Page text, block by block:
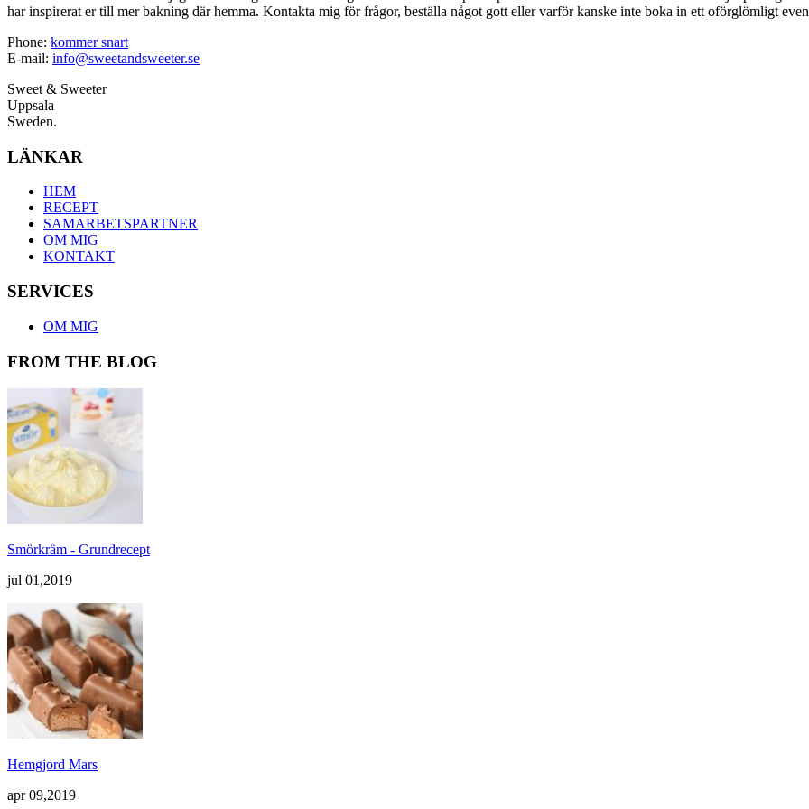
har inspirerat er till mer bakning där hemma. Kontakta mig för frågor, beställa något gott eller varför kanske inte boka in ett oförglömligt
Phone: kommer snart
E-mail: info@sweetandsweeter.se
Sweet & Sweeter
Uppsala
Sweden.
LÄNKAR
HEM
RECEPT
SAMARBETSPARTNER
OM MIG
KONTAKT
SERVICES
OM MIG
FROM THE BLOG
Smörkräm - Grundrecept
jul 01,2019
Hemgjord Mars
apr 09,2019